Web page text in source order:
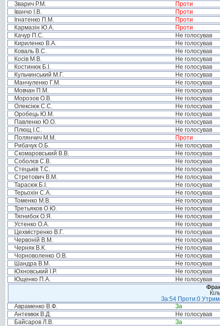
Зварич Р.М.
Проти
Іванчо І.В.
Проти
Ігнатенко П.М.
Проти
Кармазін Ю.А.
Проти
Качур П.С.
Не голосував
Кириленко В.А.
Не голосував
Коваль В.С.
Не голосував
Косів М.В.
Не голосував
Костинюк Б.І.
Не голосував
Кульчинський М.Г.
Не голосував
Манчуленко Г.М.
Не голосував
Мовчан П.М.
Не голосував
Морозов О.В.
Не голосував
Олексіюк С.С.
Не голосував
Оробець Ю.М.
Не голосував
Павленко Ю.О.
Не голосував
Плющ І.С.
Не голосував
Полянчич М.М.
Проти
Рибачук О.Б.
Не голосував
Скомаровський В.В.
Не голосував
Соболєв С.В.
Не голосував
Стецьків Т.С.
Не голосував
Стретович В.М.
Не голосував
Тарасюк Б.І.
Не голосував
Терьохін С.А.
Не голосував
Томенко М.В.
Не голосував
Третьяков О.Ю.
Не голосував
Тягнибок О.Я.
Не голосував
Устенко О.А.
Не голосував
Цехмістренко В.Г.
Не голосував
Червоній В.М.
Не голосував
Черняк В.К.
Не голосував
Чорноволенко О.В.
Не голосував
Шандра В.М.
Не голосував
Юхновський І.Р.
Не голосував
Ющенко П.А.
Не голосував
За:54 Проти:0
Авраменко В.Ф.
За
Антемюк В.Д.
Не голосував
Байсаров Л.В.
За